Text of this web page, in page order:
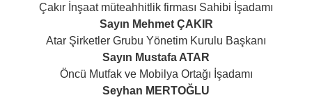
Çakır İnşaat müteahhitlik firması Sahibi İşadamı
Sayın Mehmet ÇAKIR
Atar Şirketler Grubu Yönetim Kurulu Başkanı
Sayın Mustafa ATAR
Öncü Mutfak ve Mobilya Ortağı İşadamı
Seyhan MERTOĞLU